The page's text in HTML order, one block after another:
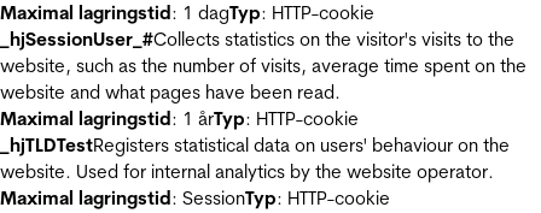
Maximal lagringstid: 1 dagTyp: HTTP-cookie
_hjSessionUser_#Collects statistics on the visitor's visits to the
website, such as the number of visits, average time spent on the
website and what pages have been read.
Maximal lagringstid: 1 årTyp: HTTP-cookie
_hjTLDTestRegisters statistical data on users' behaviour on the
website. Used for internal analytics by the website operator.
Maximal lagringstid: SessionTyp: HTTP-cookie